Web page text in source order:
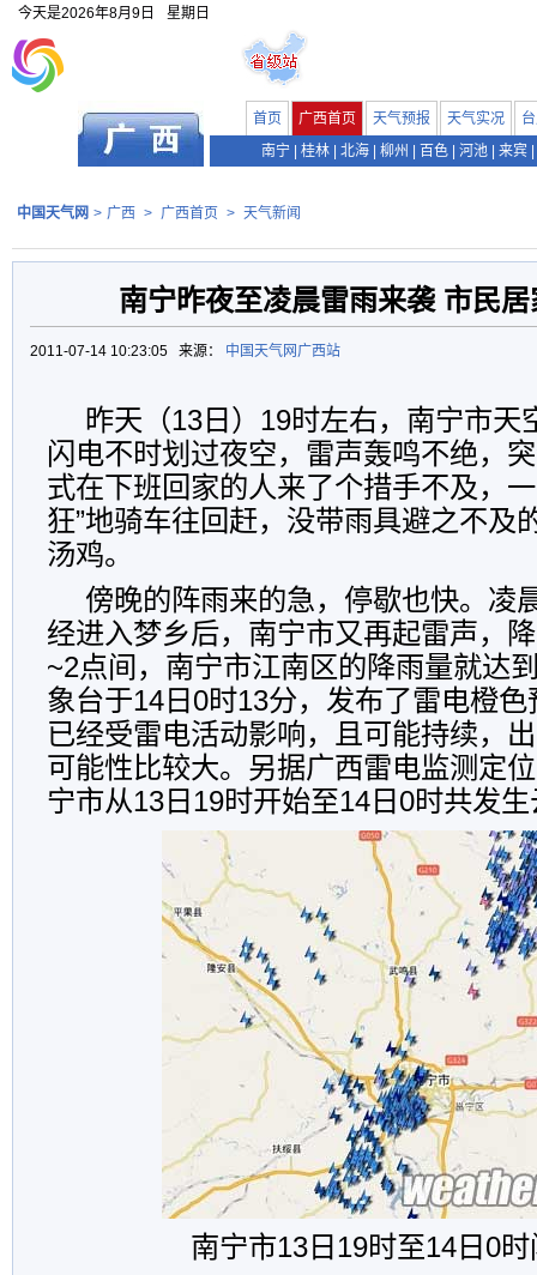
今天是2026年8月9日 星期日
首页 广西首页 天气预报 天气实况
南宁
桂林 北海 柳州 百色 河池 来宾
中国天气网 > 广西 > 广西首页 > 天气新闻
南宁昨夜至凌晨雷雨来袭 市民
2011-07-14 10:23:05 来源： 中国天气网广西站
昨天（13日）19时左右，南宁市天
闪电不时划过夜空，雷声轰鸣不绝，
式在下班回家的人来了个措手不及，
狂”地骑车往回赶，没带雨具避之不及
汤鸡。
傍晚的阵雨来的急，停歇也快。凌
经进入梦乡后，南宁市又再起雷声，
~2点间，南宁市江南区的降雨量就达
象台于14日0时13分，发布了雷电橙
已经受雷电活动影响，且可能持续，
可能性比较大。另据广西雷电监测定
宁市从13日19时开始至14日0时共发
南宁市13日19时至14日0时